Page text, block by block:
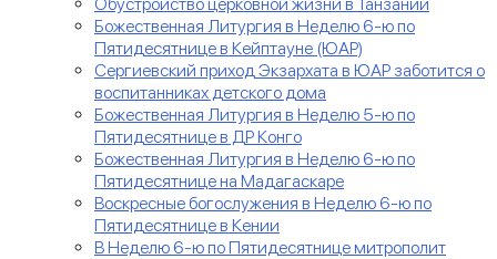
Божественная Литургия в Неделю 6-ю по
Пятидесятнице в Кейптауне (ЮАР)
Сергиевский приход Экзархата в ЮАР заботится о
воспитанниках детского дома
Божественная Литургия в Неделю 5-ю по
Пятидесятнице в ДР Конго
Божественная Литургия в Неделю 6-ю по
Пятидесятнице на Мадагаскаре
Воскресные богослужения в Неделю 6-ю по
Пятидесятнице в Кении
В Неделю 6-ю по Пятидесятнице митрополит